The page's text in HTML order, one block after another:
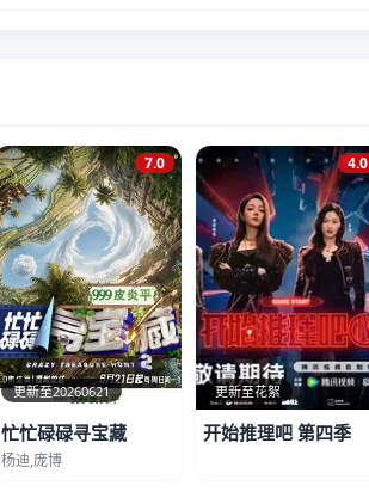
更新至20260621
7.0
忙忙碌碌寻宝藏
杨迪,庞博
更新至花絮
4.0
开始推理吧 第四季